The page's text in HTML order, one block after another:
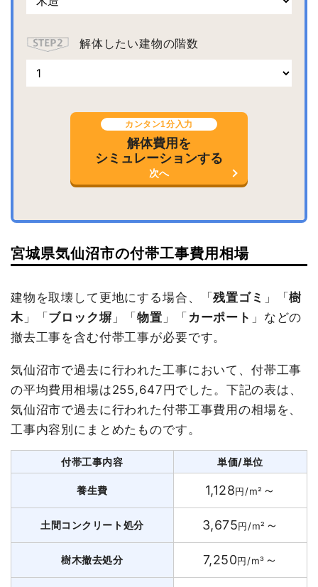
解体したい建物の階数
カンタン1分入力
解体費用を
シミュレーションする
次へ
宮城県気仙沼市の付帯工事費用相場
建物を取壊して更地にする場合、「残置ゴミ 」「樹
木」「 ブロック塀 」「物置 」「 カーポート 」などの
撤去工事を含む付帯工事が必要です。
気仙沼市で過去に行われた工事において、付帯工事
の平均費用相場は255,647円でした。下記の表は、
気仙沼市で過去に行われた付帯工事費用の相場を、
工事内容別にまとめたものです。
付帯工事内容 単価/単位
養生費 1,128円/m² ～
土間コンクリート処分 3,675円/m² ～
樹木撤去処分 7,250円/m³ ～